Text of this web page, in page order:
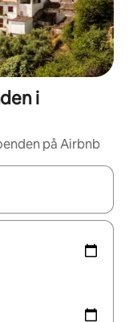
i
på Airbnb
med upp- och